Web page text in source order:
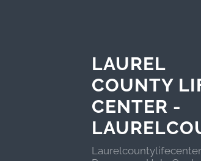
LAUREL
COUNTY
CENTER -